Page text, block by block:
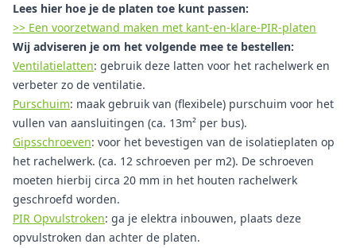
Lees hier hoe je de platen toe kunt passen:
>> Een voorzetwand maken met kant-en-klare-PIR-platen
Wij adviseren je om het volgende mee te bestellen:
Ventilatielatten: gebruik deze latten voor het rachelwerk en
verbeter zo de ventilatie.
Purschuim: maak gebruik van (flexibele) purschuim voor het
vullen van aansluitingen (ca. 13m² per bus).
Gipsschroeven: voor het bevestigen van de isolatieplaten op
het rachelwerk. (ca. 12 schroeven per m2). De schroeven
moeten hierbij circa 20 mm in het houten rachelwerk
geschroefd worden.
PIR Opvulstroken: ga je elektra inbouwen, plaats deze
opvulstroken dan achter de platen.